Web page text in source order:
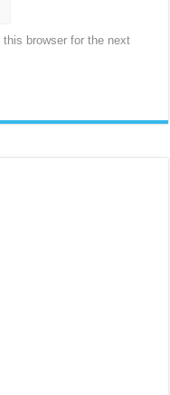
browser for the next